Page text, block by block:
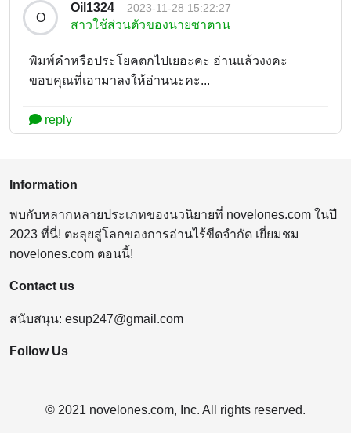
O
Oil1324 2023-11-28 15:22:27
สาวใช้ส่วนตัวของนายซาตาน
พิมพ์คำหรือประโยคตกไปเยอะคะ อ่านแล้วงงคะ
ขอบคุณที่เอามาลงให้อ่านนะคะ...
reply
Information
พบกับหลากหลายประเภทของนวนิยายที่ novelones.com ในปี
2023 ที่นี่! ตะลุยสู่โลกของการอ่านไร้ขีดจำกัด เยี่ยมชม
novelones.com ตอนนี้!
Contact us
สนับสนุน: esup247@gmail.com
Follow Us
© 2021 novelones.com, Inc. All rights reserved.